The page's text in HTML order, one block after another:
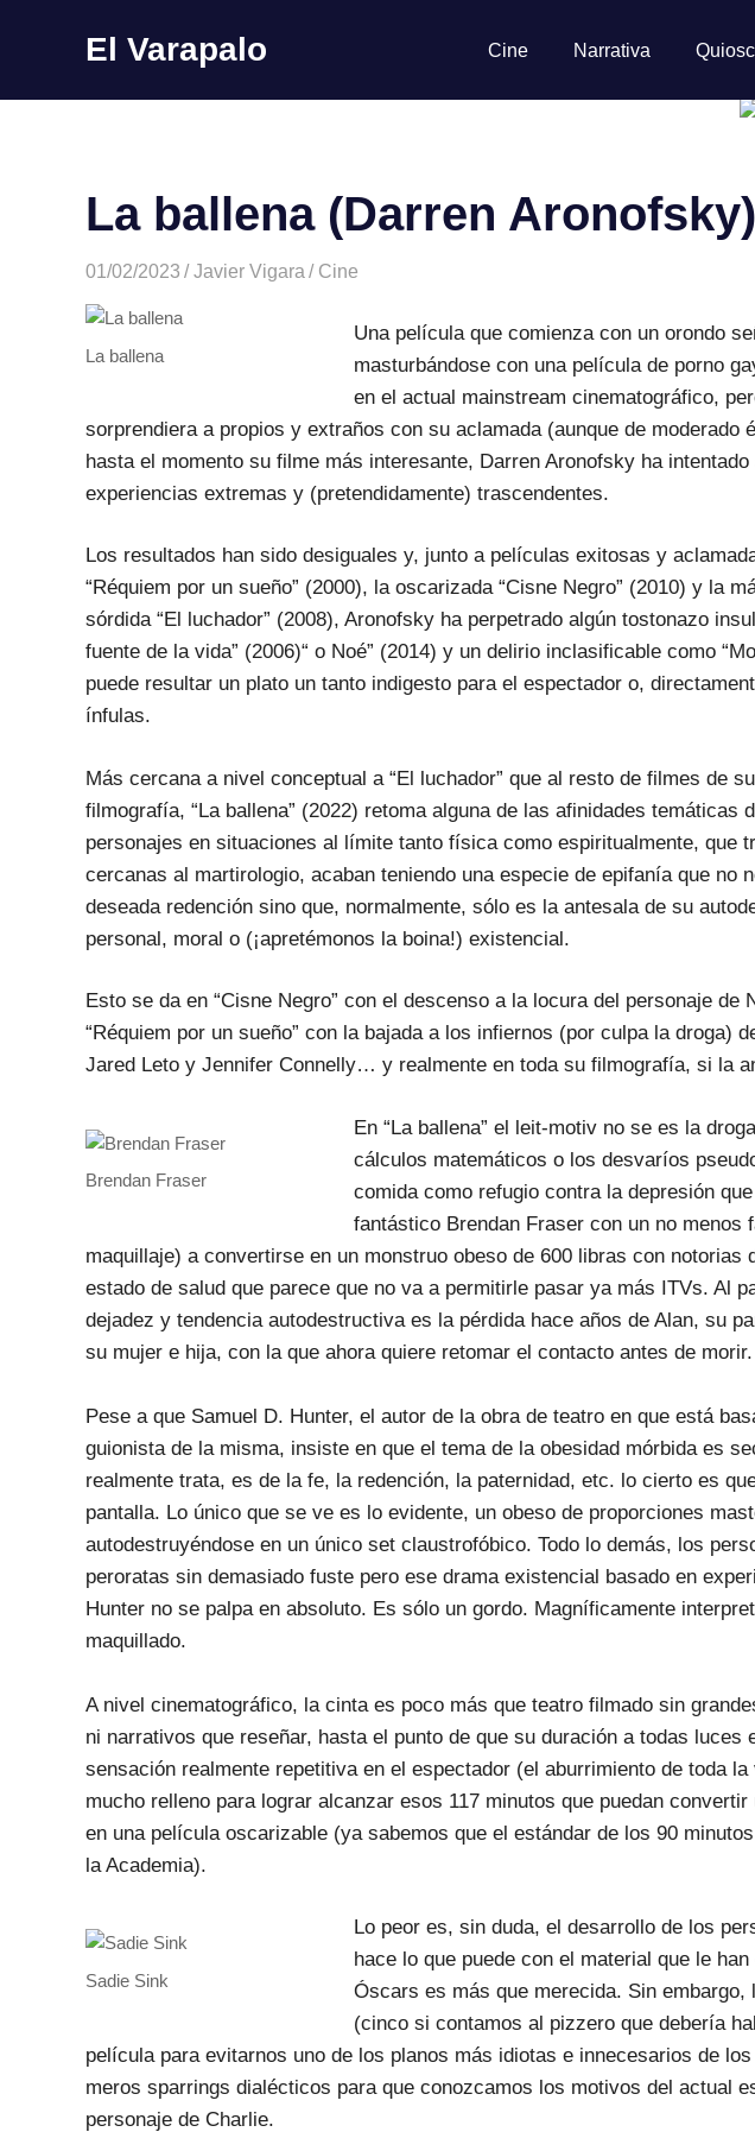
El Varapalo Cine Narrativa
La ballena (Darren Aronofsky)
01/02/2023 Javier Vigara Cine
La ballena
Una película que comienza con un orondo
masturbándose con una película de porno
en el actual mainstream cinematográfico,
sorprendiera a propios y extraños con su aclamada (aunque de moderado
hasta el momento su filme más interesante, Darren Aronofsky ha
experiencias extremas y (pretendidamente) trascendentes.
Los resultados han sido desiguales y, junto a películas exitosas y
“Réquiem por un sueño” (2000), la oscarizada “Cisne Negro” (2010) y la
sórdida “El luchador” (2008), Aronofsky ha perpetrado algún tostonazo
fuente de la vida” (2006)“ o Noé” (2014) y un delirio inclasificable como
puede resultar un plato un tanto indigesto para el espectador o,
ínfulas.
Más cercana a nivel conceptual a “El luchador” que al resto de filmes de
filmografía, “La ballena” (2022) retoma alguna de las afinidades temáticas
personajes en situaciones al límite tanto física como espiritualmente, que
cercanas al martirologio, acaban teniendo una especie de epifanía que no
deseada redención sino que, normalmente, sólo es la antesala de su
personal, moral o (¡apretémonos la boina!) existencial.
Esto se da en “Cisne Negro” con el descenso a la locura del personaje de
“Réquiem por un sueño” con la bajada a los infiernos (por culpa la droga)
Jared Leto y Jennifer Connelly… y realmente en toda su filmografía, si la
Brendan Fraser
En “La ballena” el leit-motiv no se es la
cálculos matemáticos o los desvaríos
comida como refugio contra la depresión
fantástico Brendan Fraser con un no menos
maquillaje) a convertirse en un monstruo obeso de 600 libras con notorias
estado de salud que parece que no va a permitirle pasar ya más ITVs. Al
dejadez y tendencia autodestructiva es la pérdida hace años de Alan, su
su mujer e hija, con la que ahora quiere retomar el contacto antes de morir.
Pese a que Samuel D. Hunter, el autor de la obra de teatro en que está
guionista de la misma, insiste en que el tema de la obesidad mórbida es
realmente trata, es de la fe, la redención, la paternidad, etc. lo cierto es
pantalla. Lo único que se ve es lo evidente, un obeso de proporciones
autodestruyéndose en un único set claustrofóbico. Todo lo demás, los
peroratas sin demasiado fuste pero ese drama existencial basado en
Hunter no se palpa en absoluto. Es sólo un gordo. Magníficamente
maquillado.
A nivel cinematográfico, la cinta es poco más que teatro filmado sin
ni narrativos que reseñar, hasta el punto de que su duración a todas luces
sensación realmente repetitiva en el espectador (el aburrimiento de toda
mucho relleno para lograr alcanzar esos 117 minutos que puedan
en una película oscarizable (ya sabemos que el estándar de los 90
la Academia).
Sadie Sink
Lo peor es, sin duda, el desarrollo de los
hace lo que puede con el material que le
Óscars es más que merecida. Sin
(cinco si contamos al pizzero que debería
película para evitarnos uno de los planos más idiotas e innecesarios de
meros sparrings dialécticos para que conozcamos los motivos del actual
personaje de Charlie.